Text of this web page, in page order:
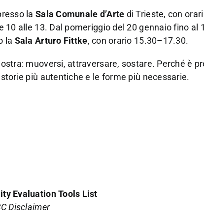
la Sala Comunale d’Arte di Trieste, con
alle 13. Dal pomeriggio del 20 gennaio fino al
la Sala Arturo Fittke, con orario 15.30–17.30.
muoversi, attraversare, sostare. Perché è
più autentiche e le forme più necessarie.
Evaluation Tools List
Disclaimer